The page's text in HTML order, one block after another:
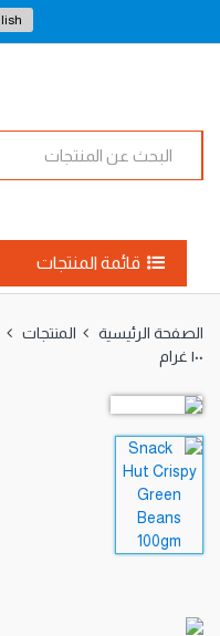
ب
ل
ن
ت
ا
ت
قائمة المنتجات
الصفحة الرئيسية المنتجات
١٠٠ غرام